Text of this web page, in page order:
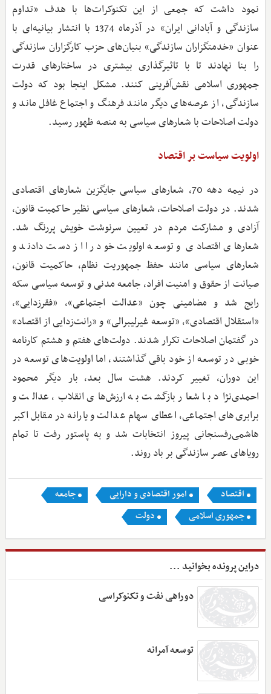
نمود داشت که جمعی از این تکنوکرات‎‌‎ها با هدف «تداوم
سازندگی و آبادانی ایران» در آذرماه 1374 با انتشار بیانیه‎‌‎ای با
عنوان «خدمتگزاران سازندگی» بنیان‎‌‎های حزب کارگزاران سازندگی
را بنا نهادند تا با تاثیرگذاری بیشتری در ساختارهای قدرت
جمهوری ‎‌‎اسلامی نقش‎‌‎آفرینی کنند. مشکل اینجا بود که دولت
سازندگی، از عرصه‌های دیگر مانند فرهنگ و اجتماع غافل ماند و
دولت اصلاحات با شعارهای سیاسی به منصه ظهور رسید.
اولویت سیاست بر اقتصاد
در نیمه دهه 70، شعارهای سیاسی جایگزین شعارهای اقتصادی
شدند. در دولت اصلاحات، شعارهای سیاسی نظیر حاکمیت قانون،
آزادی و مشارکت مردم در تعیین سرنوشت خویش پررنگ شد.
شعارهای اقتصادی و توسعه اولویت خود را از دست دادند و
شعارهای سیاسی مانند حفظ جمهوریت نظام، حاکمیت قانون،
صیانت از حقوق و امنیت افراد، جامعه مدنی و توسعه سیاسی سکه
رایج شد و مضامینی چون «عدالت اجتماعی»، «فقرزدایی»،
«استقلال اقتصادی»، «توسعه غیرلیبرالی» و «رانت‌زدایی از اقتصاد»
در گفتمان اصلاحات تکرار شدند. دولت‌های هفتم و هشتم کارنامه
خوبی در توسعه از خود باقی گذاشتند، اما اولویت‌های توسعه در
این دوران، تغییر کردند. هشت سال بعد، بار دیگر محمود
احمدی‌نژاد با شعار بازگشت به ارزش‌های انقلاب، عدالت و
برابری‌های اجتماعی، اعطای سهام عدالت و یارانه در مقابل اکبر
هاشمی‌رفسنجانی پیروز انتخابات شد و به پاستور رفت تا تمام
رویاهای عصر سازندگی بر باد روند.
اقتصاد امور اقتصادی و دارایی
جامعه
جمهوری اسلامی
دولت
دراین پرونده بخوانید ...
دوراهی نفت و تکنوکراسی
توسعه آمرانه